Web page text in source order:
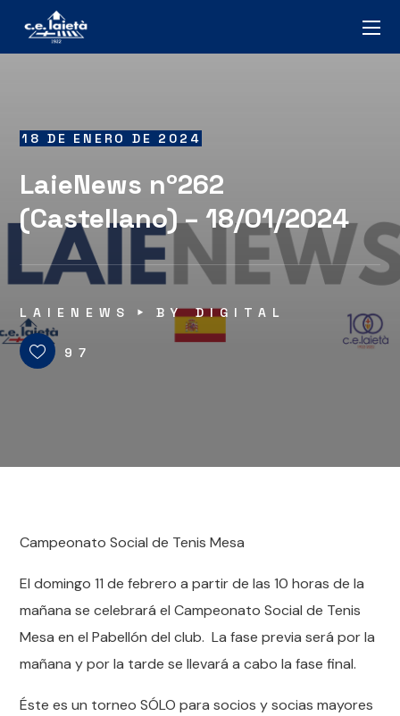
18 DE ENERO DE 2024
LaieNews nº262
(Castellano) – 18/01/2024
LAIENEWS BYDIGITAL
97
Campeonato Social de Tenis Mesa
El domingo 11 de febrero a partir de las 10 horas de la
mañana se celebrará el Campeonato Social de Tenis
Mesa en el Pabellón del club. La fase previa será por la
mañana y por la tarde se llevará a cabo la fase final.
Éste es un torneo SÓLO para socios y socias mayores